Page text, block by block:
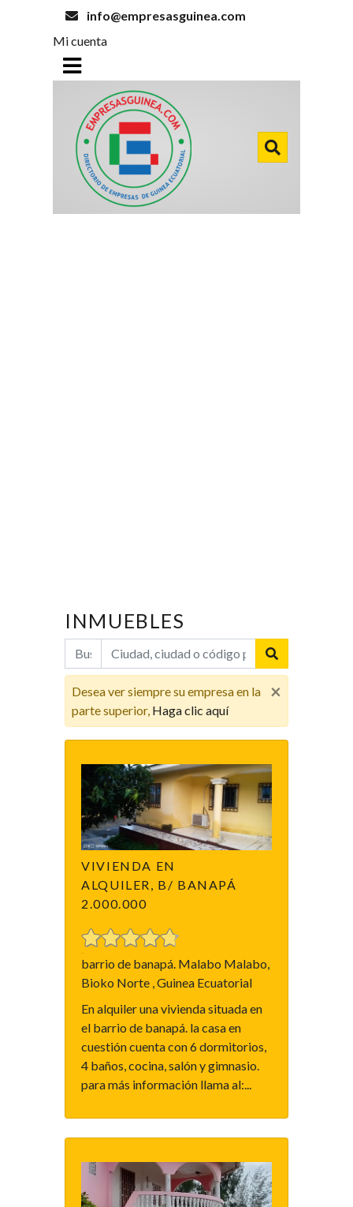
info@empresasguinea.com
Mi cuenta
INMUEBLES
×
Desea ver siempre su empresa en la
parte superior, Haga clic aquí
VIVIENDA EN
ALQUILER, B/ BANAPÁ
2.000.000
barrio de banapá. Malabo Malabo,
Bioko Norte , Guinea Ecuatorial
En alquiler una vivienda situada en
el barrio de banapá. la casa en
cuestión cuenta con 6 dormitorios,
4 baños, cocina, salón y gimnasio.
para más información llama al:...